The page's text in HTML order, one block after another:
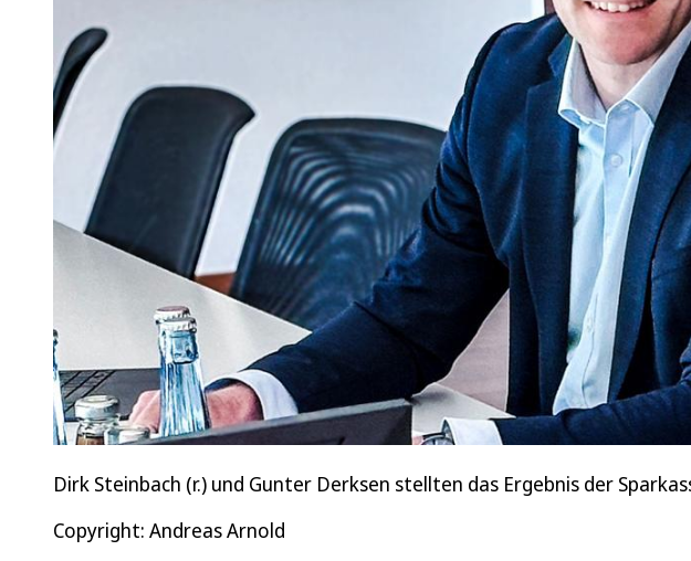
Dirk Steinbach (r.) und Gunter Derksen stellten das Ergebnis der
Copyright: Andreas Arnold